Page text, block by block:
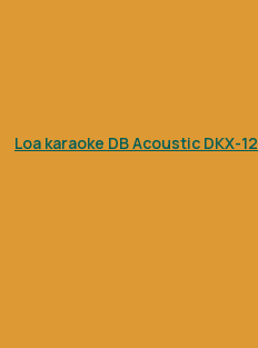
Loa karaoke DB Acoustic DKX-12